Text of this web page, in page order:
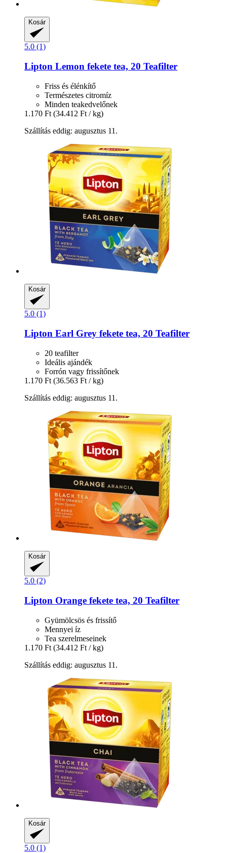
Kosár
5.0 (1)
Lipton Lemon fekete tea, 20 Teafilter
Friss és élénkítő
Természetes citromíz
Minden teakedvelőnek
1.170 Ft (34.412 Ft / kg)
Szállítás eddig: augusztus 11.
Kosár
5.0 (1)
Lipton Earl Grey fekete tea, 20 Teafilter
20 teafilter
Ideális ajándék
Forrón vagy frissítőnek
1.170 Ft (36.563 Ft / kg)
Szállítás eddig: augusztus 11.
Kosár
5.0 (2)
Lipton Orange fekete tea, 20 Teafilter
Gyümölcsös és frissítő
Mennyei íz
Tea szerelmeseinek
1.170 Ft (34.412 Ft / kg)
Szállítás eddig: augusztus 11.
Kosár
5.0 (1)